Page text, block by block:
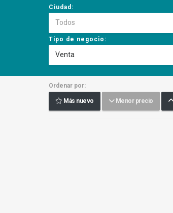
Ciudad:
Todos
Tipo de negocio:
Venta
Ordenar por:
Más nuevo Menor precio